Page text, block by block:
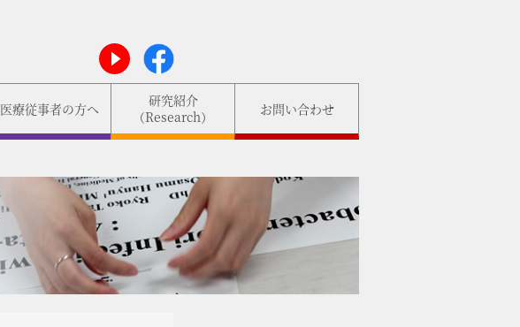
医療従事者の方へ
研究紹介
（Research）
お問い合わせ